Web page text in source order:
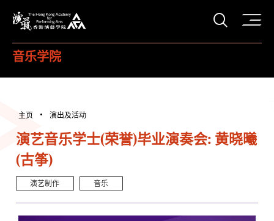
打开
音乐学院
主页 演出及活动
演艺音乐学士(荣誉)毕业演奏会: 黄晓曦
(古筝)
演艺制作 音乐